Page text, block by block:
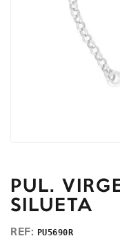
PUL.
SILUETA
REF: PU5690R